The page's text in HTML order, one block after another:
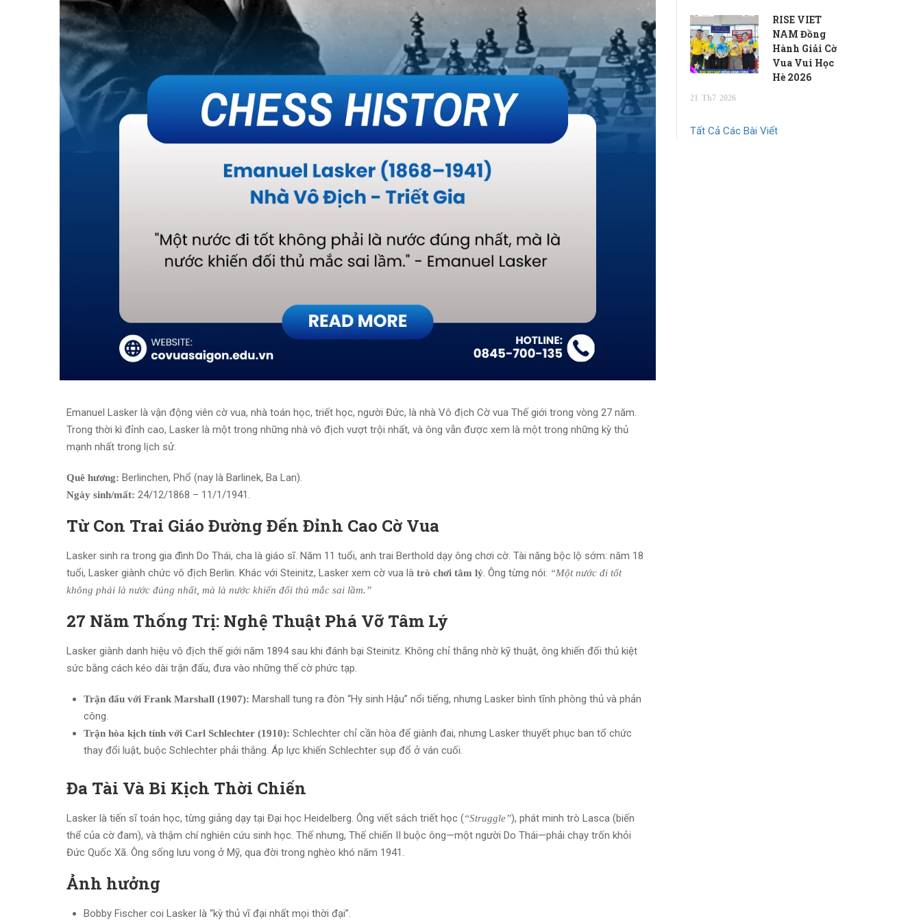
Emanuel Lasker là vận động viên cờ vua, nhà toán học, triết học, người Đức, là nhà Vô địch Cờ vua Thế giới trong vòng 27 năm.
Trong thời kì đỉnh cao, Lasker là một trong những nhà vô địch vượt trội nhất, và ông vẫn được xem là một trong những kỳ thủ
mạnh nhất trong lịch sử.
Quê hương: Berlinchen, Phổ (nay là Barlinek, Ba Lan).
Ngày sinh/mất: 24/12/1868 – 11/1/1941.
Từ Con Trai Giáo Đường Đến Đỉnh Cao Cờ Vua
Lasker sinh ra trong gia đình Do Thái, cha là giáo sĩ. Năm 11 tuổi, anh trai Berthold dạy ông chơi cờ. Tài năng bộc lộ sớm: năm 18
tuổi, Lasker giành chức vô địch Berlin. Khác với Steinitz, Lasker xem cờ vua là trò chơi tâm lý. Ông từng nói: “Một nước đi tốt
không phải là nước đúng nhất, mà là nước khiến đối thủ mắc sai lầm.”
27 Năm Thống Trị: Nghệ Thuật Phá Vỡ Tâm Lý
Lasker giành danh hiệu vô địch thế giới năm 1894 sau khi đánh bại Steinitz. Không chỉ thắng nhờ kỹ thuật, ông khiến đối thủ kiệt
sức bằng cách kéo dài trận đấu, đưa vào những thế cờ phức tạp.
Trận đấu với Frank Marshall (1907): Marshall tung ra đòn “Hy sinh Hậu” nổi tiếng, nhưng Lasker bình tĩnh phòng thủ và phản
công.
Trận hòa kịch tính với Carl Schlechter (1910): Schlechter chỉ cần hòa để giành đai, nhưng Lasker thuyết phục ban tổ chức
thay đổi luật, buộc Schlechter phải thắng. Áp lực khiến Schlechter sụp đổ ở ván cuối.
Đa Tài Và Bi Kịch Thời Chiến
Lasker là tiến sĩ toán học, từng giảng dạy tại Đại học Heidelberg. Ông viết sách triết học (“Struggle”), phát minh trò Lasca (biến
thể của cờ đam), và thậm chí nghiên cứu sinh học. Thế nhưng, Thế chiến II buộc ông—một người Do Thái—phải chạy trốn khỏi
Đức Quốc Xã. Ông sống lưu vong ở Mỹ, qua đời trong nghèo khó năm 1941.
Ảnh hưởng
Bobby Fischer coi Lasker là “kỳ thủ vĩ đại nhất mọi thời đại”.
RISE VIET
NAM Đồng
Hành Giải Cờ
Vua Vui Học
Hè 2026
21 Th7 2026
Tất Cả Các Bài Viết